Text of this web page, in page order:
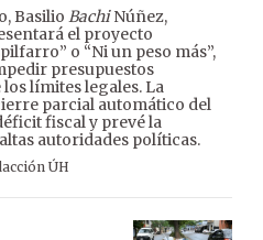
Basilio BachiNúñez,
el proyecto
o “Ni un peso más”,
presupuestos
límites legales. La
parcial automático del
fiscal y prevé la
autoridades políticas.
ÚH